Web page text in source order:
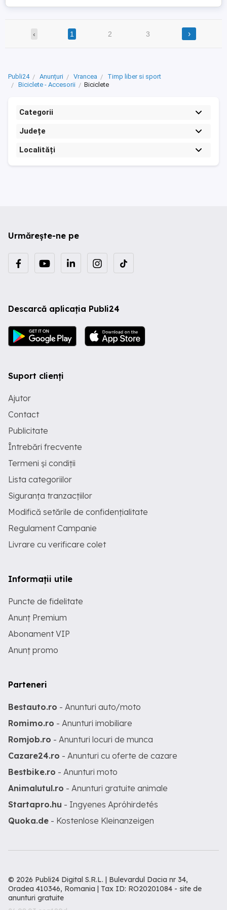
‹ 1 2 3 ›
Publi24 Anunțuri Vrancea
Timp liber si sport
Biciclete - Accesorii
Biciclete
Categorii
Județe
Localități
Urmărește-ne pe
Descarcă aplicația Publi24
Suport clienți
Ajutor
Contact
Publicitate
Întrebări frecvente
Termeni și condiții
Lista categoriilor
Siguranța tranzacțiilor
Modifică setările de confidențialitate
Regulament Campanie
Livrare cu verificare colet
Informații utile
Puncte de fidelitate
Anunț Premium
Abonament VIP
Anunț promo
Parteneri
Bestauto.ro - Anunturi auto/moto
Romimo.ro - Anunturi imobiliare
Romjob.ro - Anunturi locuri de munca
Cazare24.ro - Anunturi cu oferte de cazare
Bestbike.ro - Anunturi moto
Animalutul.ro - Anunturi gratuite animale
Startapro.hu - Ingyenes Apróhirdetés
Quoka.de - Kostenlose Kleinanzeigen
© 2026 Publi24 Digital S.R.L. | Bulevardul Dacia nr 34,
Oradea 410346, Romania | Tax ID: RO20201084 - site de
anunturi gratuite